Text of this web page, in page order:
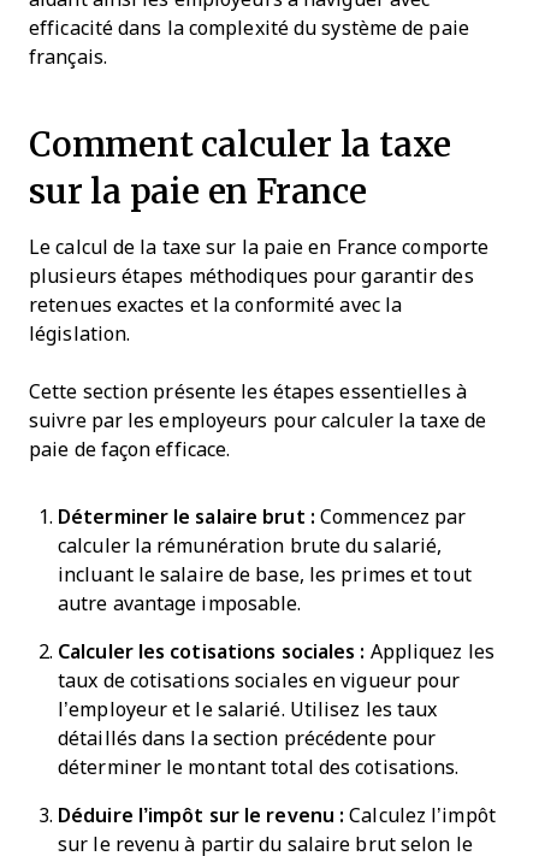
efficacité dans la complexité du système de paie
français.
Comment calculer la taxe
sur la paie en France
Le calcul de la taxe sur la paie en France comporte
plusieurs étapes méthodiques pour garantir des
retenues exactes et la conformité avec la
législation.
Cette section présente les étapes essentielles à
suivre par les employeurs pour calculer la taxe de
paie de façon efficace.
Déterminer le salaire brut : Commencez par
calculer la rémunération brute du salarié,
incluant le salaire de base, les primes et tout
autre avantage imposable.
Calculer les cotisations sociales : Appliquez les
taux de cotisations sociales en vigueur pour
l’employeur et le salarié. Utilisez les taux
détaillés dans la section précédente pour
déterminer le montant total des cotisations.
Déduire l’impôt sur le revenu : Calculez l’impôt
sur le revenu à partir du salaire brut selon le